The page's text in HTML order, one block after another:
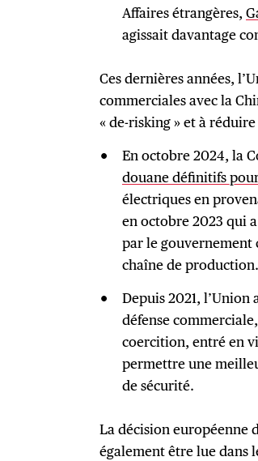
Affaires étrangères,
agissait davantage
Ces dernières années,
commerciales avec la
« de-risking » et à
En octobre 2024, la
douane définitifs
électriques en
en octobre 2023 qui
par le gouvernement
chaîne de production.
Depuis 2021,
défense
coercition, entré en
permettre une
de sécurité.
La décision européenne
également être lue dans